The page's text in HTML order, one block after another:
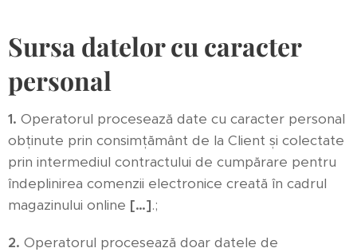
Sursa datelor cu caracter
personal
1. Operatorul procesează date cu caracter personal
obținute prin consimțământ de la Client și colectate
prin intermediul contractului de cumpărare pentru
îndeplinirea comenzii electronice creată în cadrul
magazinului online […].;
2. Operatorul procesează doar datele de